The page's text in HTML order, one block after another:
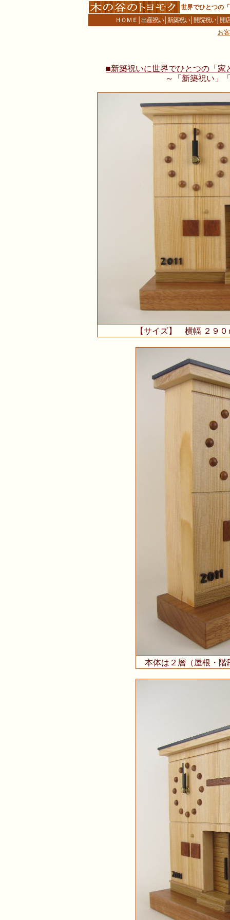
世界でひとつの
ＨＯＭＥ │出産祝い│新築祝い│開院祝い│開
お
■新築祝いに世界でひとつの「
～「新築祝い」
【サイズ】 横幅 ２９
本体は２層（屋根・